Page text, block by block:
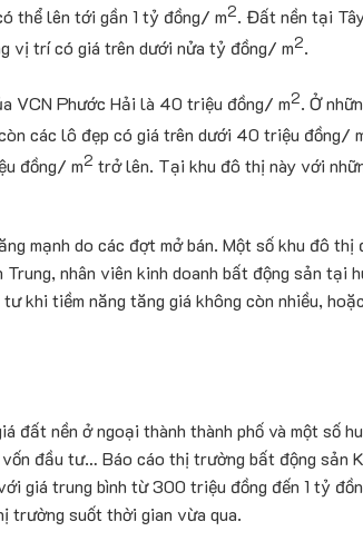
thể lên tới gần 1 tỷ đồng/ m2. Đất nền tại
vị trí có giá trên dưới nửa tỷ đồng/ m2.
VCN Phước Hải là 40 triệu đồng/ m2. Ở
các lô đẹp có giá trên dưới 40 triệu đồng/
đồng/ m2 trở lên. Tại khu đô thị này với
mạnh do các đợt mở bán. Một số khu đô
nhân viên kinh doanh bất động sản tại
khi tiềm năng tăng giá không còn nhiều,
nền ở ngoại thành thành phố và một số
đầu tư… Báo cáo thị trường bất động sản
giá trung bình từ 300 triệu đồng đến 1 tỷ
trường suốt thời gian vừa qua.